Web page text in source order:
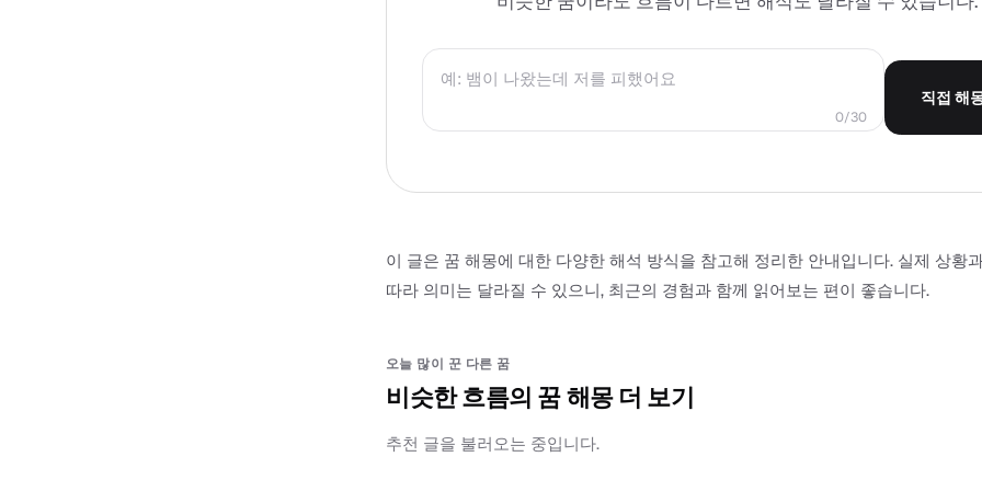
0/30
직접 해
이 글은 꿈 해몽에 대한 다양한 해석 방식을 참고해 정리한 안내입니다. 실제 상황
따라 의미는 달라질 수 있으니, 최근의 경험과 함께 읽어보는 편이 좋습니다.
오늘 많이 꾼 다른 꿈
비슷한 흐름의 꿈 해몽 더 보기
추천 글을 불러오는 중입니다.